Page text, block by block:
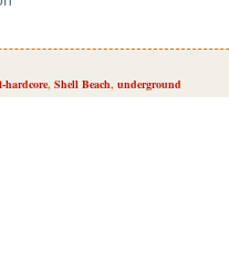
hardcore, Shell Beach, underground